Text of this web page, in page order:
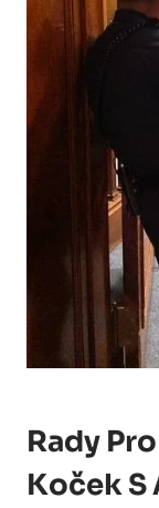
Rady
Koček